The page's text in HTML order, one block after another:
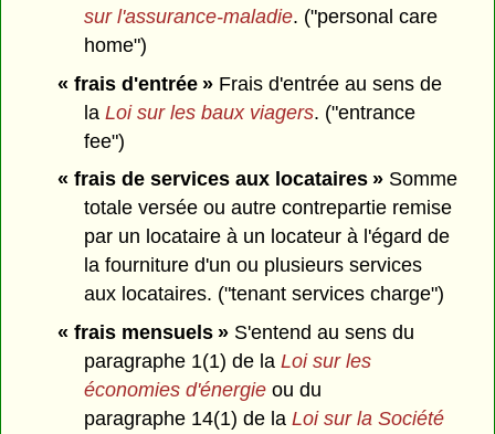
sur l'assurance-maladie. ("personal care
home")
« frais d'entrée »Frais d'entrée au sens de
laLoi sur les baux viagers. ("entrance
fee")
« frais de services aux locataires »Somme
totale versée ou autre contrepartie remise
par un locataire à un locateur à l'égard de
la fourniture d'un ou plusieurs services
aux locataires. ("tenant services charge")
« frais mensuels »S'entend au sens du
paragraphe 1(1) de laLoi sur les
économies d'énergie ou du
paragraphe 14(1) de laLoi sur la Société